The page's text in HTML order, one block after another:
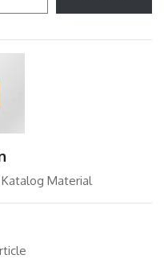
Material